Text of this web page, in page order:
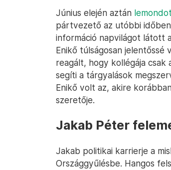
Június elején aztán
pártvezető az utóbbi
információ napvilágot látott
Enikő túlságosan
reagált, hogy kollégája
segíti a tárgyalások
Enikő volt az, akire
szeretője.
Jakab Péter
Jakab politikai karrierje a
Országgyűlésbe. Hangos